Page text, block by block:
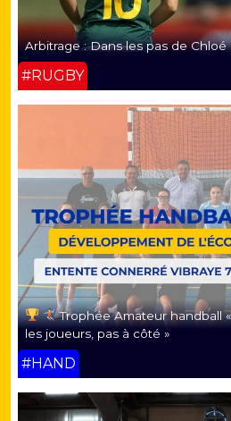
Arbitrage : Dans les pas de Chloé
#RUGBY
Trophée Amateur handball
les joueurs, pas à côté »
#HAND